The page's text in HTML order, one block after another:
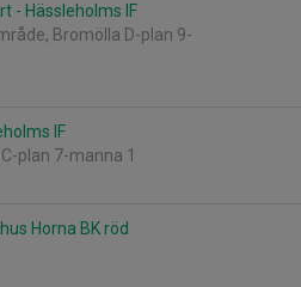
- Hässleholms IF
Bromölla D-plan 9-
IF
plan 7-manna 1
Horna BK röd